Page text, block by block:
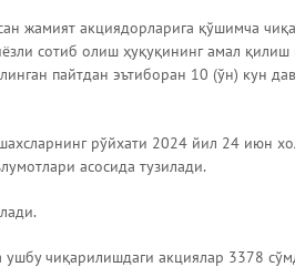
жамият акциядорларига қўшимча
сотиб олиш ҳуқуқининг амал қилиш
пайтдан эътиборан 10 (ўн) кун
рўйхати 2024 йил 24 июн
асосида тузилади.
ушбу чиқарилишдаги акциялар 3378